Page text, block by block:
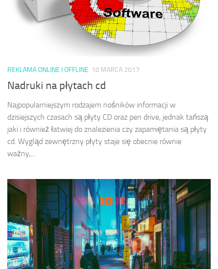
REKLAMA ONLINE I OFFLINE 10 MARCA 2017
Nadruki na płytach cd
Najpopularniejszym rodzajem nośników informacji w
dzisiejszych czasach są płyty CD oraz pen drive, jednak tańszą
jaki i również łatwiej do znalezienia czy zapamiętania są płyty
cd. Wygląd zewnętrzny płyty staje się obecnie równie
ważny,...